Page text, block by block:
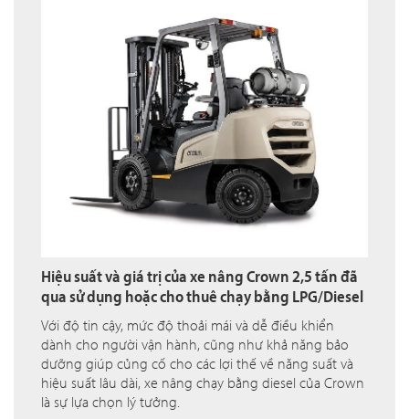
Hiệu suất và giá trị của xe nâng Crown 2,5 tấn đã
qua sử dụng hoặc cho thuê chạy bằng LPG/Diesel
Với độ tin cậy, mức độ thoải mái và dễ điều khiển
dành cho người vận hành, cũng như khả năng bảo
dưỡng giúp củng cố cho các lợi thế về năng suất và
hiệu suất lâu dài, xe nâng chạy bằng diesel của Crown
là sự lựa chọn lý tưởng.